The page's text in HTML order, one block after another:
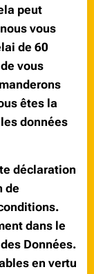
peut
vous
de 60
vous
êtes la
données
déclaration
de
dans le
Données.
en vertu